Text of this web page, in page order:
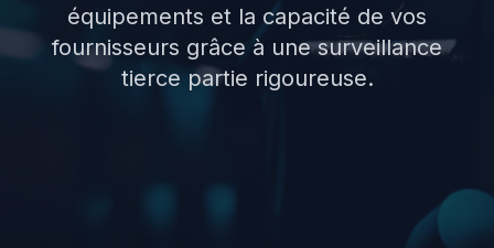
équipements et la capacité de vos
fournisseurs grâce à une surveillance
tierce partie rigoureuse.